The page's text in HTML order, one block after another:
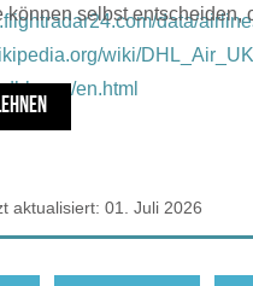
data/
wiki/DHL_Air_UK
en.html
aktualisiert: 01. Juli 2026
können selbst